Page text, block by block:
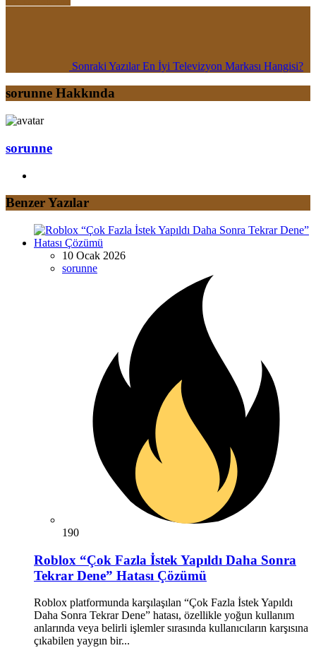
Sonraki Yazılar En İyi Televizyon Markası Hangisi?
sorunne Hakkında
sorunne
Benzer Yazılar
10 Ocak 2026
sorunne
190
Roblox “Çok Fazla İstek Yapıldı Daha Sonra
Tekrar Dene” Hatası Çözümü
Roblox platformunda karşılaşılan “Çok Fazla İstek Yapıldı
Daha Sonra Tekrar Dene” hatası, özellikle yoğun kullanım
anlarında veya belirli işlemler sırasında kullanıcıların karşısına
çıkabilen yaygın bir...